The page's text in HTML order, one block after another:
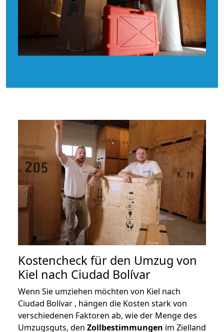
Kostencheck für den Umzug von
Kiel nach Ciudad Bolívar
Wenn Sie umziehen möchten von Kiel nach
Ciudad Bolívar , hängen die Kosten stark von
verschiedenen Faktoren ab, wie der Menge des
Umzugsguts, den Zollbestimmungen im Zielland